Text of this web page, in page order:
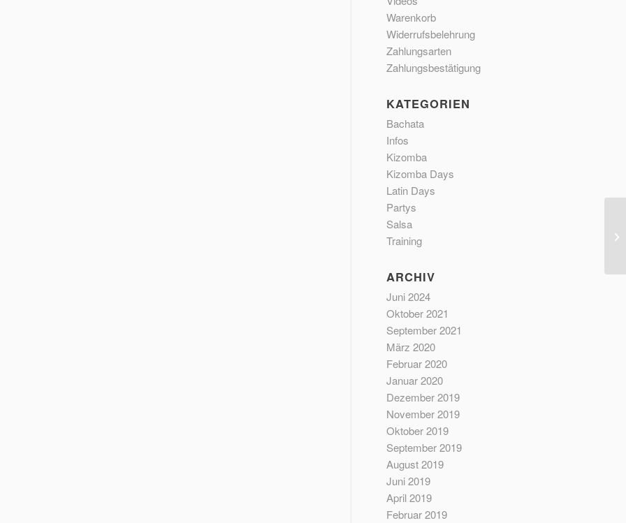
Warenkorb
Widerrufsbelehrung
Zahlungsarten
Zahlungsbestätigung
KATEGORIEN
Bachata
Infos
Kizomba
Kizomba Days
Latin Days
Partys
Salsa
Training
ARCHIV
Juni 2024
Oktober 2021
September 2021
März 2020
Februar 2020
Januar 2020
Dezember 2019
November 2019
Oktober 2019
September 2019
August 2019
Juni 2019
April 2019
Februar 2019